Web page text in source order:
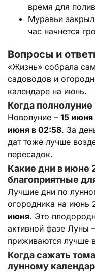
время для
Муравьи
час начнется
Вопросы и
«Жизнь» собрала
садоводов и
календаре на июнь.
Когда
Новолуние – 15
июня в 02:58. За
дат тоже лучше
пересадок.
Какие дни в июне
благоприятные
Лучшие дни по
огородника на июнь
июня. Это
активной фазе Луны
приживаются лучше
Когда сажать
лунному